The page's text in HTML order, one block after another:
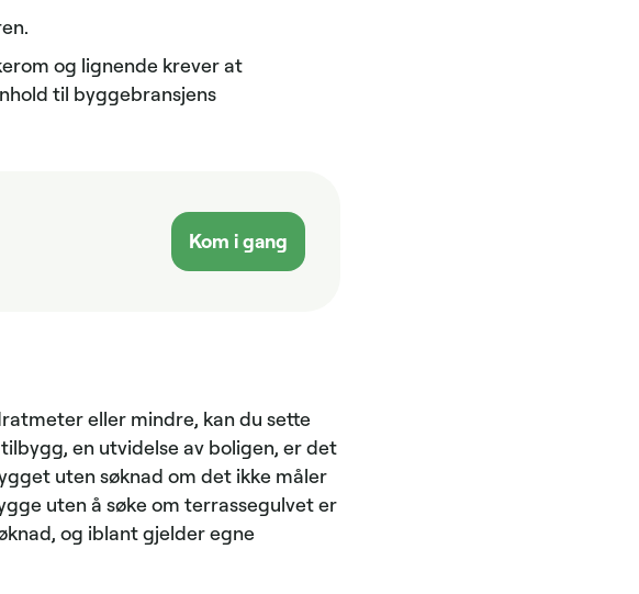
og lignende krever at
til byggebransjens
Kom i gang
eller mindre, kan du sette
en utvidelse av boligen, er det
uten søknad om det ikke måler
uten å søke om terrassegulvet er
og iblant gjelder egne